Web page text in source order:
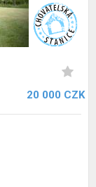
20 000 CZK